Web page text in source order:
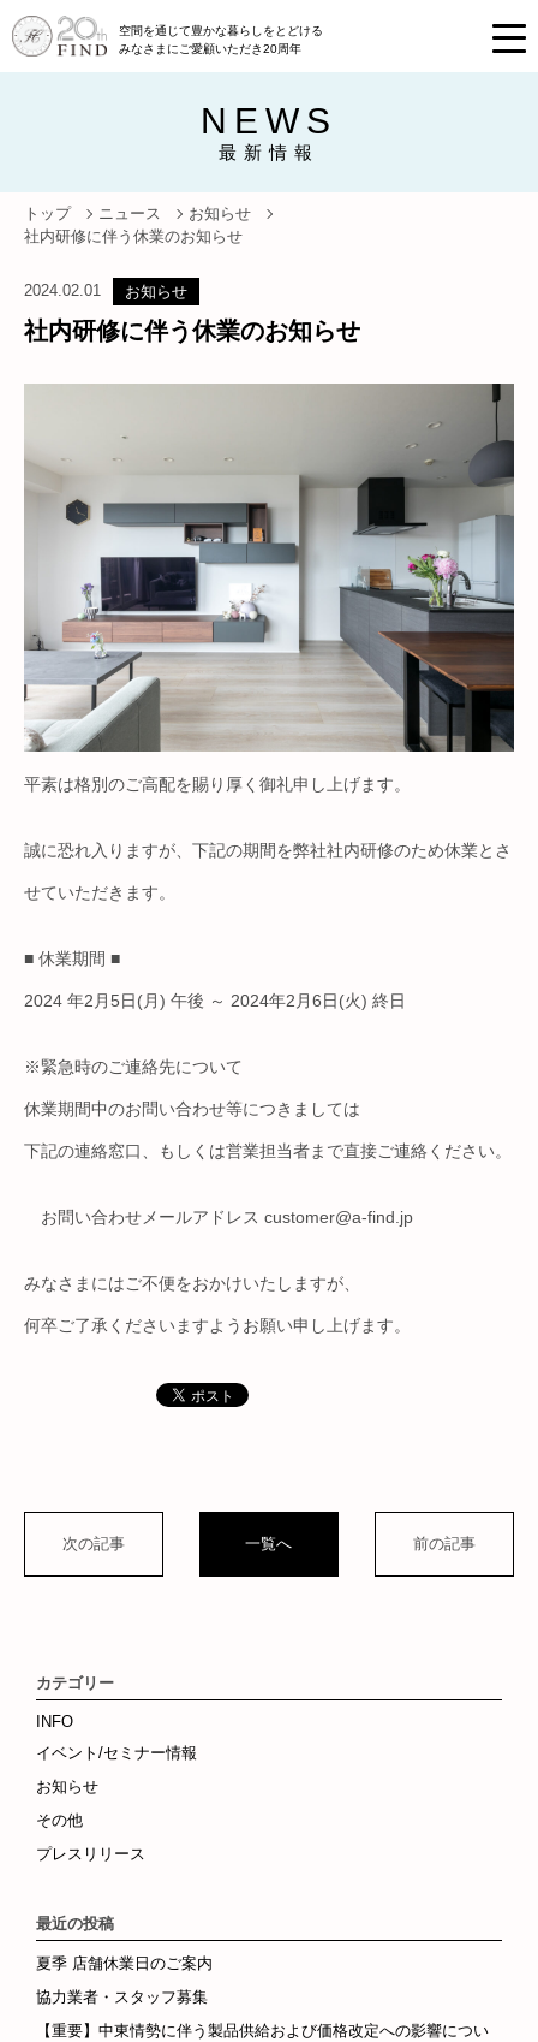
空間を通じて豊かな暮らしをとどける
みなさまにご愛顧いただき20周年
NEWS
最新情報
トップ ニュース
お知らせ
社内研修に伴う休業のお知らせ
2024.02.01 お知らせ
社内研修に伴う休業のお知らせ
平素は格別のご高配を賜り厚く御礼申し上げます。
誠に恐れ入りますが、下記の期間を弊社社内研修のため休業とさ
せていただきます。
■ 休業期間 ■
2024 年2月5日(月) 午後 ～ 2024年2月6日(火) 終日
※緊急時のご連絡先について
休業期間中のお問い合わせ等につきましては
下記の連絡窓口、もしくは営業担当者まで直接ご連絡ください。
お問い合わせメールアドレス customer@a-find.jp
みなさまにはご不便をおかけいたしますが、
何卒ご了承くださいますようお願い申し上げます。
次の記事 一覧へ 前の記事
カテゴリー
INFO
イベント/セミナー情報
お知らせ
その他
プレスリリース
最近の投稿
夏季 店舗休業日のご案内
協力業者・スタッフ募集
【重要】中東情勢に伴う製品供給および価格改定への影響につい